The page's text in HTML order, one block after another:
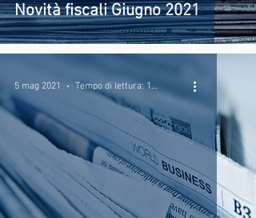
Novità fiscali Giugno 2021
5 mag 2021 Tempo di lettura: 1 min